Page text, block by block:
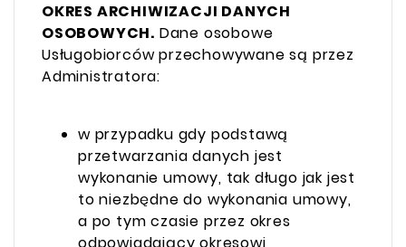
OKRES ARCHIWIZACJI DANYCH
OSOBOWYCH. Dane osobowe
Usługobiorców przechowywane są przez
Administratora:
w przypadku gdy podstawą
przetwarzania danych jest
wykonanie umowy, tak długo jak jest
to niezbędne do wykonania umowy,
a po tym czasie przez okres
odpowiadający okresowi